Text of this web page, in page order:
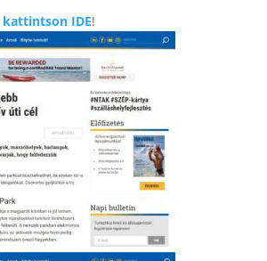
kattintson IDE!